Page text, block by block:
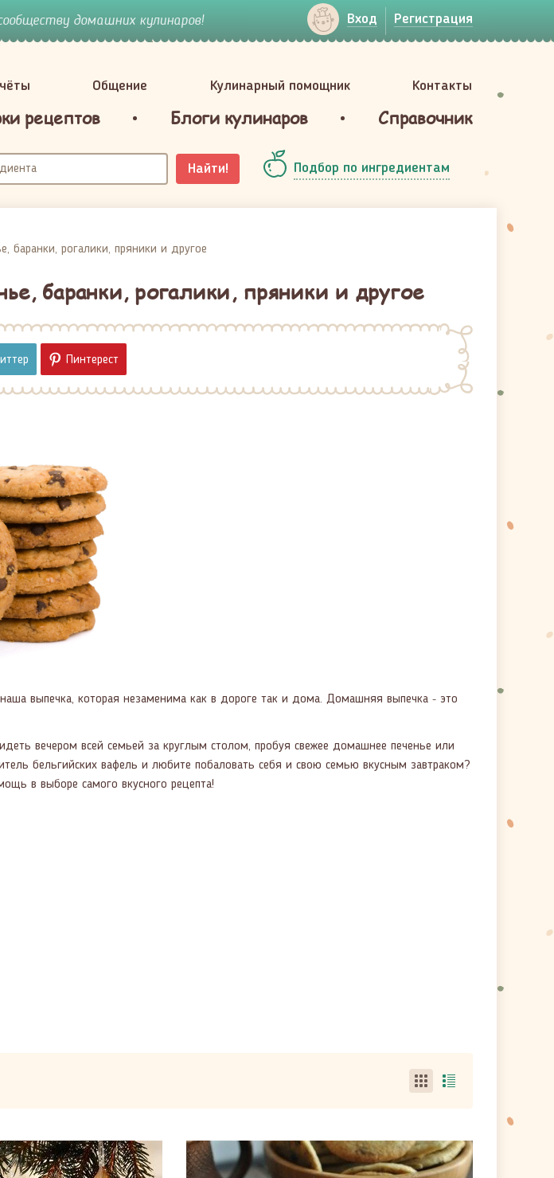
домашних кулинаров! Вход Регистрация
Общение Кулинарный помощник Контакты
рецептов Блоги кулинаров Справочник
Найти! Подбор по ингредиентам
баранки, рогалики, пряники и другое
баранки, рогалики, пряники и другое
Пинтерест
выпечка, которая незаменима как в дороге так и дома. Домашняя выпечка – это
вечером всей семьей за круглым столом, пробуя свежее домашнее печенье или
бельгийских вафель и любите побаловать себя и свою семью вкусным завтраком?
в выборе самого вкусного рецепта!